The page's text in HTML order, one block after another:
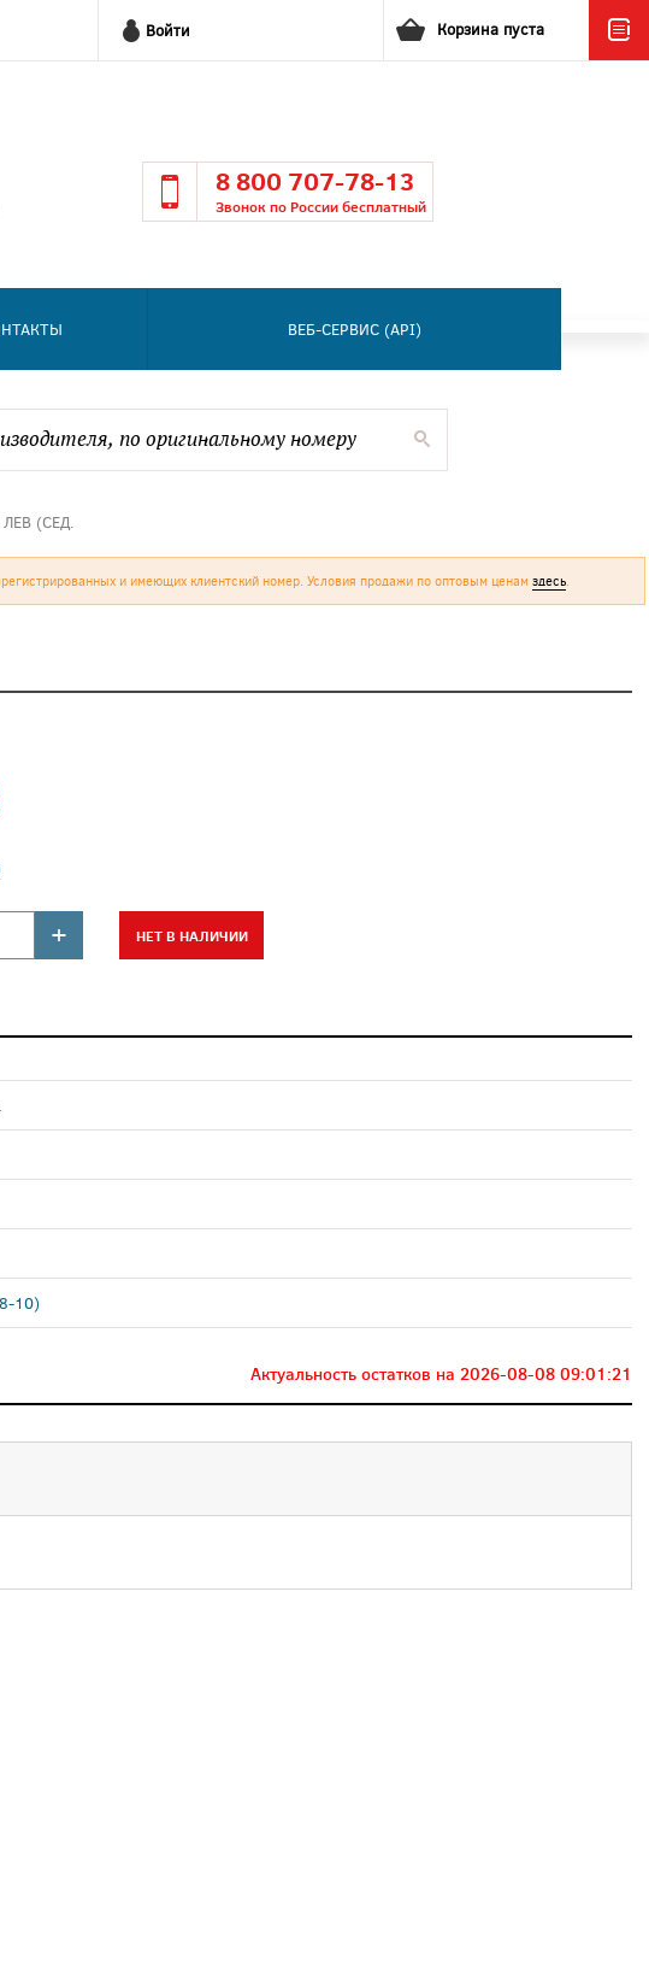
Войти Корзина пуста
8 800 707-78-13
Звонок по России бесплатный
ВЕБ-СЕРВИС (API)
(СЕД.
и имеющих клиентский номер. Условия продажи по оптовым ценам здесь.
+ НЕТ В НАЛИЧИИ
10)
Актуальность остатков на 2026-08-08 09:01:21